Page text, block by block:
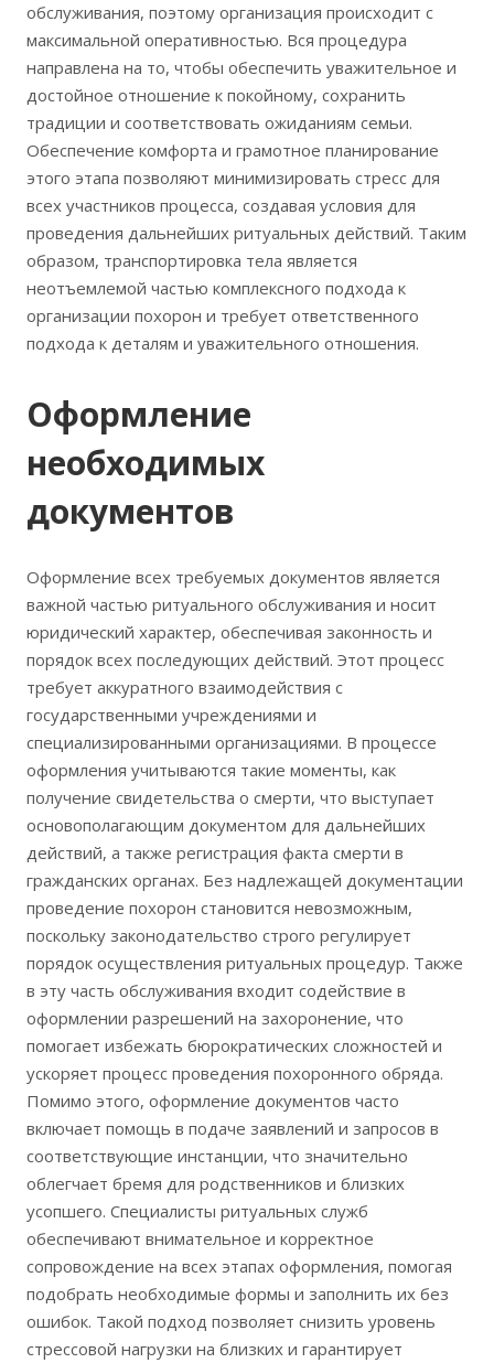
обслуживания, поэтому организация происходит с
максимальной оперативностью. Вся процедура
направлена на то, чтобы обеспечить уважительное и
достойное отношение к покойному, сохранить
традиции и соответствовать ожиданиям семьи.
Обеспечение комфорта и грамотное планирование
этого этапа позволяют минимизировать стресс для
всех участников процесса, создавая условия для
проведения дальнейших ритуальных действий. Таким
образом, транспортировка тела является
неотъемлемой частью комплексного подхода к
организации похорон и требует ответственного
подхода к деталям и уважительного отношения.
Оформление
необходимых
документов
Оформление всех требуемых документов является
важной частью ритуального обслуживания и носит
юридический характер, обеспечивая законность и
порядок всех последующих действий. Этот процесс
требует аккуратного взаимодействия с
государственными учреждениями и
специализированными организациями. В процессе
оформления учитываются такие моменты, как
получение свидетельства о смерти, что выступает
основополагающим документом для дальнейших
действий, а также регистрация факта смерти в
гражданских органах. Без надлежащей документации
проведение похорон становится невозможным,
поскольку законодательство строго регулирует
порядок осуществления ритуальных процедур. Также
в эту часть обслуживания входит содействие в
оформлении разрешений на захоронение, что
помогает избежать бюрократических сложностей и
ускоряет процесс проведения похоронного обряда.
Помимо этого, оформление документов часто
включает помощь в подаче заявлений и запросов в
соответствующие инстанции, что значительно
облегчает бремя для родственников и близких
усопшего. Специалисты ритуальных служб
обеспечивают внимательное и корректное
сопровождение на всех этапах оформления, помогая
подобрать необходимые формы и заполнить их без
ошибок. Такой подход позволяет снизить уровень
стрессовой нагрузки на близких и гарантирует